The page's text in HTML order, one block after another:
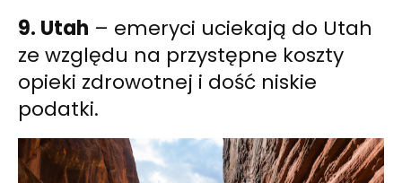
9. Utah – emeryci uciekają do Utah
ze względu na przystępne koszty
opieki zdrowotnej i dość niskie
podatki.